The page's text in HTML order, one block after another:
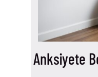
Anksiyete